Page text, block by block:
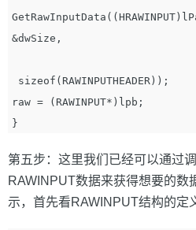
&dwSize,
sizeof(RAWINPUTHEADER));
raw = (RAWINPUT*)lpb;
第五步：这里我们已经可以通过
RAWINPUT数据来获得想要的数
示，首先看RAWINPUT结构的定